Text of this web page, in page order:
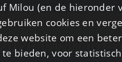
Milou (en de
cookies en
website om een
te bieden, voor